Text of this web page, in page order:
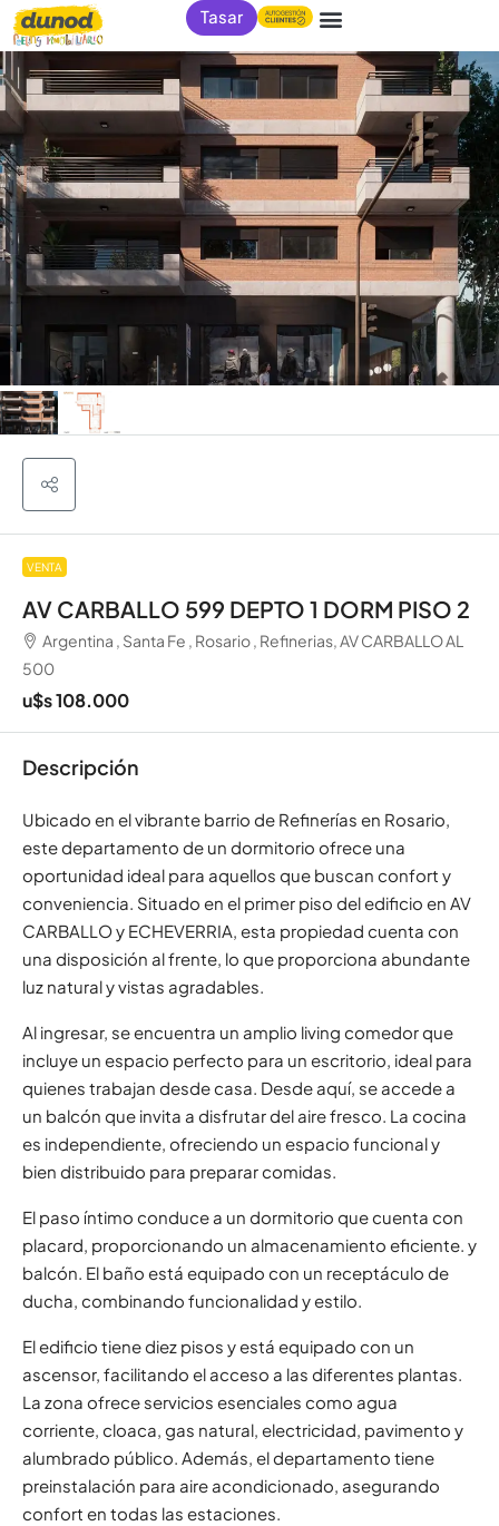
Tasar
VENTA
AV CARBALLO 599 DEPTO 1 DORM PISO 2
Argentina , Santa Fe , Rosario , Refinerias, AV CARBALLO AL
500
u$s 108.000
Descripción
Ubicado en el vibrante barrio de Refinerías en Rosario,
este departamento de un dormitorio ofrece una
oportunidad ideal para aquellos que buscan confort y
conveniencia. Situado en el primer piso del edificio en AV
CARBALLO y ECHEVERRIA, esta propiedad cuenta con
una disposición al frente, lo que proporciona abundante
luz natural y vistas agradables.
Al ingresar, se encuentra un amplio living comedor que
incluye un espacio perfecto para un escritorio, ideal para
quienes trabajan desde casa. Desde aquí, se accede a
un balcón que invita a disfrutar del aire fresco. La cocina
es independiente, ofreciendo un espacio funcional y
bien distribuido para preparar comidas.
El paso íntimo conduce a un dormitorio que cuenta con
placard, proporcionando un almacenamiento eficiente. y
balcón. El baño está equipado con un receptáculo de
ducha, combinando funcionalidad y estilo.
El edificio tiene diez pisos y está equipado con un
ascensor, facilitando el acceso a las diferentes plantas.
La zona ofrece servicios esenciales como agua
corriente, cloaca, gas natural, electricidad, pavimento y
alumbrado público. Además, el departamento tiene
preinstalación para aire acondicionado, asegurando
confort en todas las estaciones.